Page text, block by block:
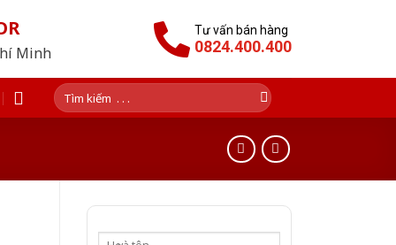
Minh
Tư vấn bán hàng
0824.400.400
Tìm
kiếm: